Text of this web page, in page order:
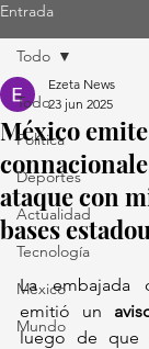
Entrada
Todo
Política
Deportes
Actualidad
Tecnología
México
Mundo
Todo
México
ataque con
bases
Ezeta News
23 jun 2025
La embajada
emitió un
luego de que